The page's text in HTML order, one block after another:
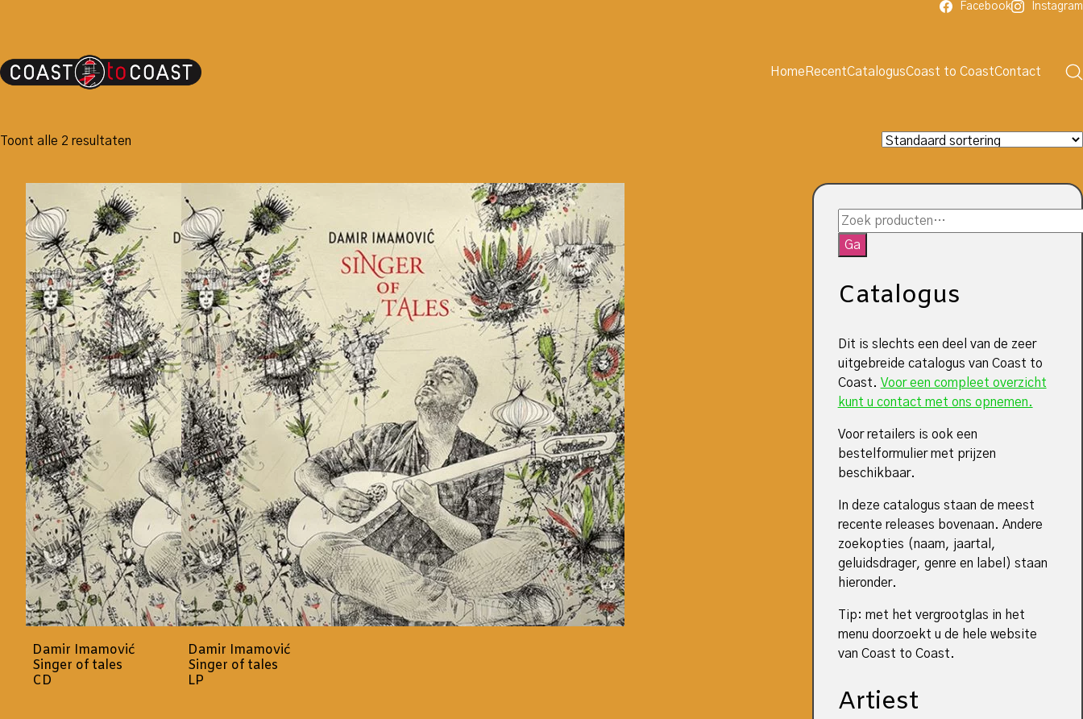
Facebook Instagram
Home RecentCatalogusCoast to CoastContact
Toont alle 2 resultaten
Damir Imamović
Singer of tales
CD
Damir Imamović
Singer of tales
LP
Zoeken
naar:
Ga
Catalogus
Dit is slechts een deel van de zeer
uitgebreide catalogus van Coast to
Coast. Voor een compleet overzicht
kunt u contact met ons opnemen.
Voor retailers is ook een
bestelformulier met prijzen
beschikbaar.
In deze catalogus staan de meest
recente releases bovenaan. Andere
zoekopties (naam, jaartal,
geluidsdrager, genre en label) staan
hieronder.
Tip: met het vergrootglas in het
menu doorzoekt u de hele website
van Coast to Coast.
Artiest